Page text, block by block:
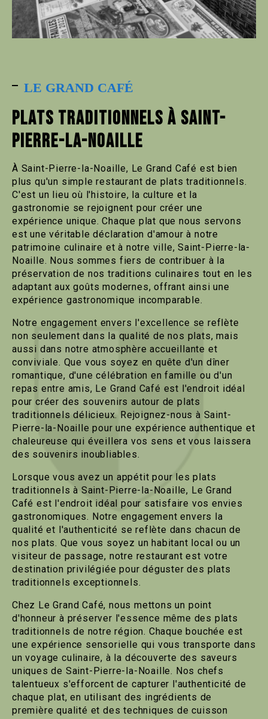
LE GRAND CAFÉ
PLATS TRADITIONNELS À SAINT-
PIERRE-LA-NOAILLE
À Saint-Pierre-la-Noaille, Le Grand Café est bien
plus qu'un simple restaurant de plats traditionnels.
C'est un lieu où l'histoire, la culture et la
gastronomie se rejoignent pour créer une
expérience unique. Chaque plat que nous servons
est une véritable déclaration d'amour à notre
patrimoine culinaire et à notre ville, Saint-Pierre-la-
Noaille. Nous sommes fiers de contribuer à la
préservation de nos traditions culinaires tout en les
adaptant aux goûts modernes, offrant ainsi une
expérience gastronomique incomparable.
Notre engagement envers l'excellence se reflète
non seulement dans la qualité de nos plats, mais
aussi dans notre atmosphère accueillante et
conviviale. Que vous soyez en quête d'un dîner
romantique, d'une célébration en famille ou d'un
repas entre amis, Le Grand Café est l'endroit idéal
pour créer des souvenirs autour de plats
traditionnels délicieux. Rejoignez-nous à Saint-
Pierre-la-Noaille pour une expérience authentique et
chaleureuse qui éveillera vos sens et vous laissera
des souvenirs inoubliables.
Lorsque vous avez un appétit pour les plats
traditionnels à Saint-Pierre-la-Noaille, Le Grand
Café est l'endroit idéal pour satisfaire vos envies
gastronomiques. Notre engagement envers la
qualité et l'authenticité se reflète dans chacun de
nos plats. Que vous soyez un habitant local ou un
visiteur de passage, notre restaurant est votre
destination privilégiée pour déguster des plats
traditionnels exceptionnels.
Chez Le Grand Café, nous mettons un point
d'honneur à préserver l'essence même des plats
traditionnels de notre région. Chaque bouchée est
une expérience sensorielle qui vous transporte dans
un voyage culinaire, à la découverte des saveurs
uniques de Saint-Pierre-la-Noaille. Nos chefs
talentueux s'efforcent de capturer l'authenticité de
chaque plat, en utilisant des ingrédients de
première qualité et des techniques de cuisson